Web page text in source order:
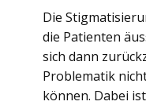
Die
die Patienten
sich dann
Problematik
können. Dabei